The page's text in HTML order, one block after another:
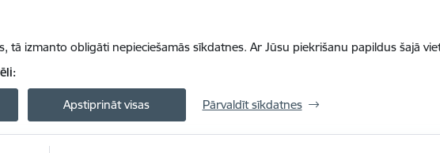
tā izmanto obligāti nepieciešamās sīkdatnes. Ar Jūsu piekrišanu papildus šajā
Apstiprināt visas Pārvaldīt sīkdatnes